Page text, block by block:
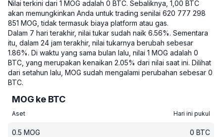
Nilai terkini dari 1 MOG adalah 0 BTC. Sebaliknya, 1,00 BTC
akan memungkinkan Anda untuk trading senilai 620 777 298
851 MOG, tidak termasuk biaya platform atau gas.
Dalam 7 hari terakhir, nilai tukar sudah naik 6.56%. Sementara
itu, dalam 24 jam terakhir, nilai tukarnya berubah sebesar
1.86%. Di waktu yang sama bulan lalu, nilai 1 MOG adalah 0
BTC, yang merupakan kenaikan 2.05% dari nilai saat ini. Dilihat
dari setahun lalu, MOG sudah mengalami perubahan sebesar 0
BTC.
MOG ke BTC
Aset Hari ini pukul
0.5 MOG 0 BTC